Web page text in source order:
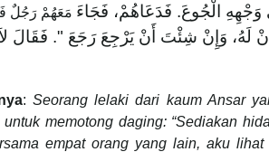
الْجُوعَ‏.‏ فَدَعَاهُمْ، فَجَاءَ مَعَهُمْ رَجُلٌ
لَهُ، وَإِنْ شِئْتَ أَنْ يَرْجِعَ رَجَعَ ‏"‏‏.‏ فَقَالَ
:Seorang lelaki dari kaum Ansar
untuk memotong daging: “Sediakan
empat orang yang lain, aku